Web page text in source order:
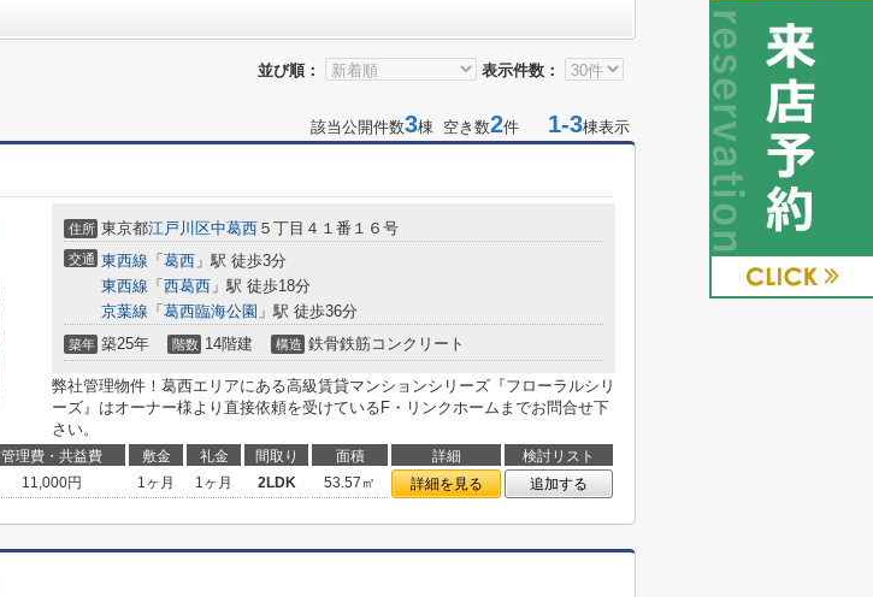
並び順： 表示件数：
該当公開件数3棟 空き数2件 1-3棟表示
住所 東京都江戸川区中葛西 ５丁目４１番１６号
交通 東西線 「 葛西 」駅 徒歩3分
東西線 「 西葛西 」駅 徒歩18分
京葉線 「 葛西臨海公園 」駅 徒歩36分
築年 築25年 階数 14階建 構造 鉄骨鉄筋コンクリート
弊社管理物件！葛西エリアにある高級賃貸マンションシリーズ『フローラルシリ
ーズ』はオーナー様より直接依頼を受けているF・リンクホームまでお問合せ下
さい。
管理費・共益費 敷金 礼金 間取り 面積 詳細
検討リスト
11,000円 1ヶ月 1ヶ月 2LDK 53.57㎡ 詳細を見る 追加する